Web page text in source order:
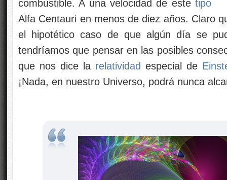
combustible. A una velocidad de este tipo
Alfa Centauri en menos de diez años. Claro
el hipotético caso de que algún día se
tendríamos que pensar en las posibles
que nos dice la relatividad especial de
¡Nada, en nuestro Universo, podrá nunca